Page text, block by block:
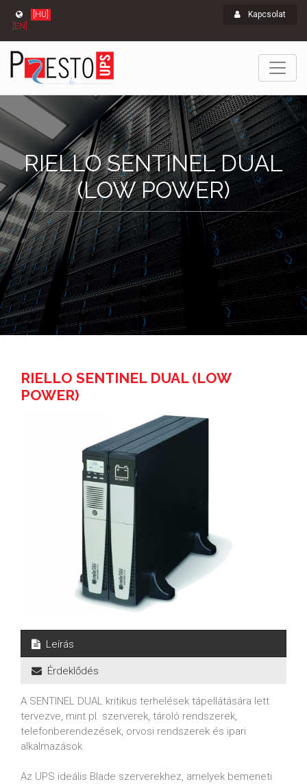
[HU]
[EN]
Kapcsolat
RIELLO SENTINEL DUAL
(LOW POWER)
RIELLO SENTINEL DUAL (LOW
POWER)
Leírás
Érdeklődés
A SENTINEL DUAL kritikus terhelések tápellátására lett
tervezve, mint pl. szerverek, tároló rendszerek,
telefonberendezések, orvosi rendszerek és ipari
alkalmazások.
Az UPS ideális Blade szerverekhez, amelyek bemeneti